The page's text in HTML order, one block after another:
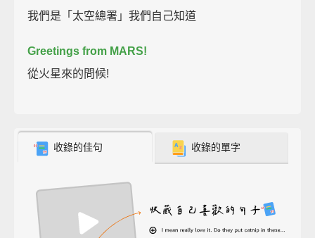
我們是「太空總署」我們自己知道
Greetings from MARS!
從火星來的問候!
收錄的佳句 收錄的單字